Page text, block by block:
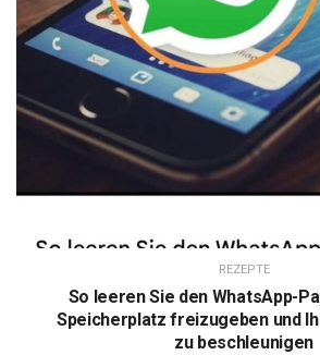
REZEPTE
So leeren Sie den WhatsApp-
Speicherplatz freizugeben und
zu beschleunigen